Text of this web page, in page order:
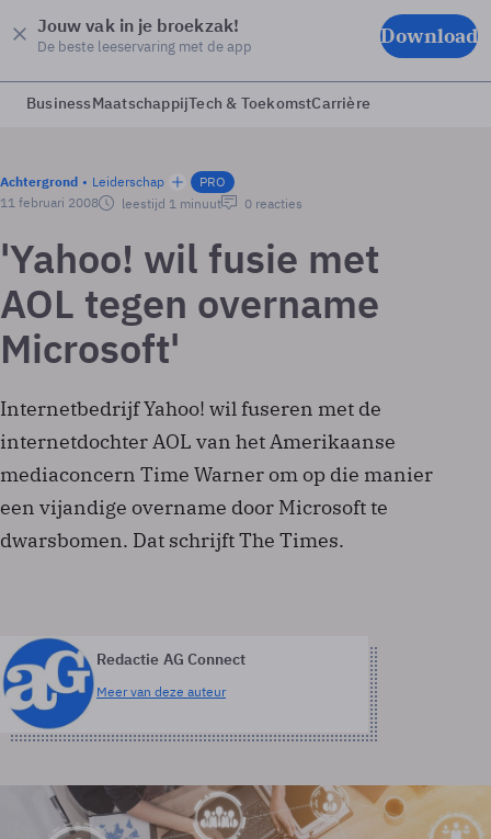
Jouw vak in je broekzak!
De beste leeservaring met de app Download
BusinessMaatschappijTech & ToekomstCarrière
Achtergrond Leiderschap
PRO
11 februari 2008
leestijd 1 minuut 0 reacties
'Yahoo! wil fusie met
AOL tegen overname
Microsoft'
Internetbedrijf Yahoo! wil fuseren met de
internetdochter AOL van het Amerikaanse
mediaconcern Time Warner om op die manier
een vijandige overname door Microsoft te
dwarsbomen. Dat schrijft The Times.
Redactie AG Connect
Meer van deze auteur